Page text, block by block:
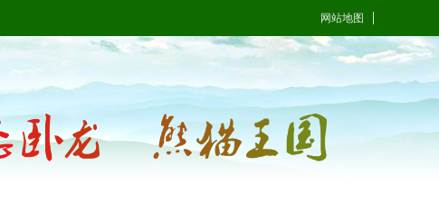
网站地图